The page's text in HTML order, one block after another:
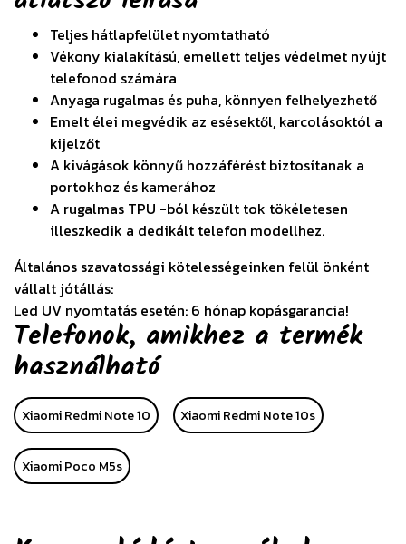
Teljes hátlapfelület nyomtatható
Vékony kialakítású, emellett teljes védelmet nyújt
telefonod számára
Anyaga rugalmas és puha, könnyen felhelyezhető
Emelt élei megvédik az esésektől, karcolásoktól a
kijelzőt
A kivágások könnyű hozzáférést biztosítanak a
portokhoz és kamerához
A rugalmas TPU -ból készült tok tökéletesen
illeszkedik a dedikált telefon modellhez.
Általános szavatossági kötelességeinken felül önként
vállalt jótállás:
Led UV nyomtatás esetén: 6 hónap kopásgarancia!
Telefonok, amikhez a termék
használható
Xiaomi Redmi Note 10 Xiaomi Redmi Note 10s
Xiaomi Poco M5s